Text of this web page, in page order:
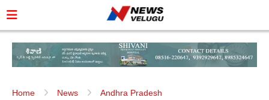
Home News Andhra Pradesh